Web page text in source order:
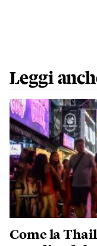
Leggi
Come la